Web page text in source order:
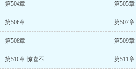
第504章 第505章
第506章 第507章
第508章 第509章
第510章 惊喜不 第511章